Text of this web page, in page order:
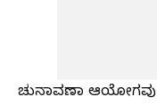
ಚುನಾವಣಾ ಆಯೋಗವು